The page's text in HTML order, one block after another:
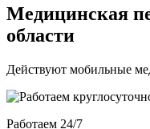
Медицинская
области
Действуют мобильные
Работаем 24/7